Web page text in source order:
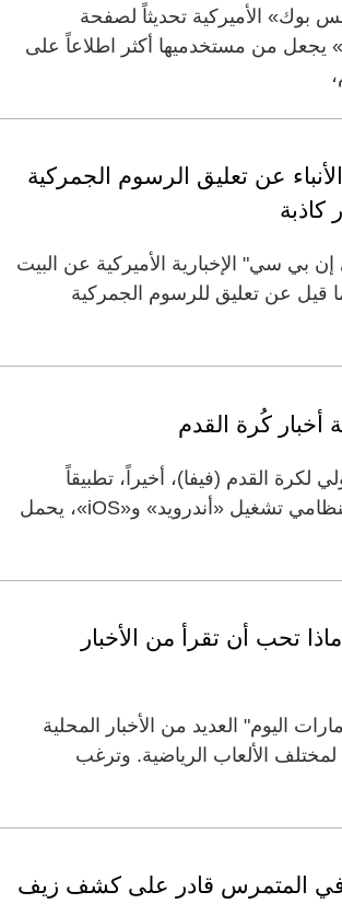
بوك» الأميركية تحديثاً لصفحة
يجعل من مستخدميها أكثر اطلاعاً على
عن تعليق الرسوم الجمركية
بي سي" الإخبارية الأميركية عن البيت
قيل عن تعليق للرسوم الجمركية
لكرة القدم (فيفا)، أخيراً، تطبيقاً
للأجهزة العاملة بنظامي تشغيل «أندرويد» و«iOS»، يحمل
تحب أن تقرأ من الأخبار
اليوم" العديد من الأخبار المحلية
لمختلف الألعاب الرياضية. وترغب
المتمرس قادر على كشف زيف